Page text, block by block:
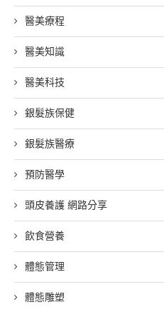
醫美療程
醫美知識
醫美科技
銀髮族保健
銀髮族醫療
預防醫學
頭皮養護 網路分享
飲食營養
體態管理
體態雕塑